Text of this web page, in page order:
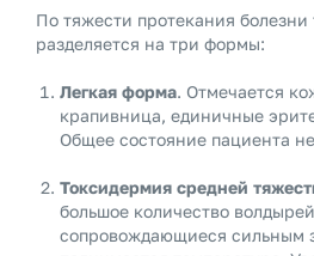
По тяжести протекания болезни
разделяется на три формы:
Легкая форма. Отмечается
крапивница, единичные
Общее состояние пациента
Токсидермия средней
большое количество
сопровождающиеся сильным